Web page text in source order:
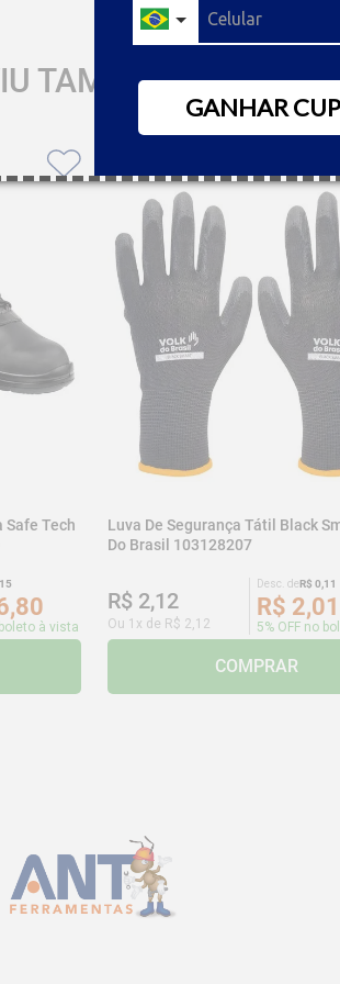
GANHAR
TAMBÉM GOSTOU
Safe Tech
15
,80
à vista
Luva De Segurança Tátil Black
Do Brasil 103128207
R$ 2,12
Ou 1 x de R$ 2 12
Desc. deR$ 0 11
R$ 2,01
5% OFF no
COMPRAR